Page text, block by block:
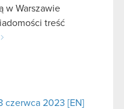
w Warszawie
treść
czerwca 2023 [EN]